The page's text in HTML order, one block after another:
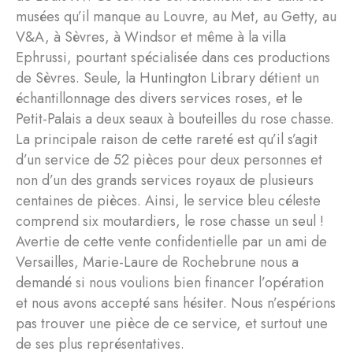
musées qu’il manque au Louvre, au Met, au Getty, au
V&A, à Sèvres, à Windsor et même à la villa
Ephrussi, pourtant spécialisée dans ces productions
de Sèvres. Seule, la Huntington Library détient un
échantillonnage des divers services roses, et le
Petit-Palais a deux seaux à bouteilles du rose chasse.
La principale raison de cette rareté est qu’il s’agit
d’un service de 52 pièces pour deux personnes et
non d’un des grands services royaux de plusieurs
centaines de pièces. Ainsi, le service bleu céleste
comprend six moutardiers, le rose chasse un seul !
Avertie de cette vente confidentielle par un ami de
Versailles, Marie-Laure de Rochebrune nous a
demandé si nous voulions bien financer l’opération
et nous avons accepté sans hésiter. Nous n’espérions
pas trouver une pièce de ce service, et surtout une
de ses plus représentatives.